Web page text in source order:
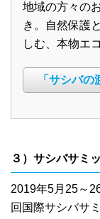
地域の方々の
き。自然保護
しむ、本物エ
「サシバ
３）サシバサミ
2019年5月25～
回国際サシバサ